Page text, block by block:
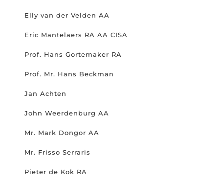
Elly van der Velden AA
Eric Mantelaers RA AA CISA
Prof. Hans Gortemaker RA
Prof. Mr. Hans Beckman
Jan Achten
John Weerdenburg AA
Mr. Mark Dongor AA
Mr. Frisso Serraris
Pieter de Kok RA